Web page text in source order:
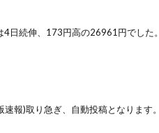
日続伸、173円高の26961円でした
報)取り急ぎ、自動投稿となります